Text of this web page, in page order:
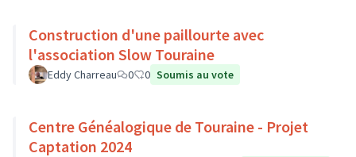
Construction d'une paillourte avec
l'association Slow Touraine
Eddy Charreau 0 0 Soumis au vote
Centre Généalogique de Touraine - Projet
Captation 2024